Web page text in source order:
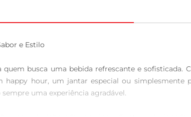
e Estilo
quem busca uma bebida refrescante e
happy hour, um jantar especial ou
uma experiência agradável.